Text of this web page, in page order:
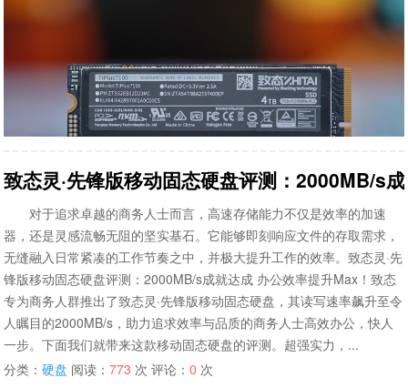
致态灵·先锋版移动固态硬盘评测：2000MB/s
对于追求卓越的商务人士而言，高速存储能力不仅是效率的加速
器，还是灵感流畅无阻的坚实基石。它能够即刻响应文件的存取需求，
无缝融入日常紧凑的工作节奏之中，并极大提升工作的效率。致态灵·先
锋版移动固态硬盘评测：2000MB/s成就达成 办公效率提升Max！致态
专为商务人群推出了致态灵·先锋版移动固态硬盘，其读写速率飙升至令
人瞩目的2000MB/s，助力追求效率与品质的商务人士高效办公，快人
一步。下面我们就带来这款移动固态硬盘的评测。超强实力，...
分类：硬盘 阅读：773 次 评论：0 次